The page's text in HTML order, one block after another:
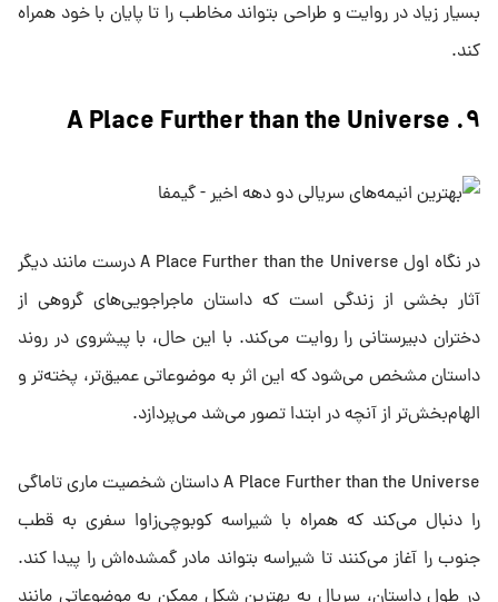
بسیار زیاد در روایت و طراحی بتواند مخاطب را تا پایان با خود همراه
کند.
۹. A Place Further than the Universe
در نگاه اول A Place Further than the Universe درست مانند دیگر
آثار بخشی از زندگی است که داستان ماجراجویی‌های گروهی از
دختران دبیرستانی را روایت می‌کند. با این حال، با پیشروی در روند
داستان مشخص می‌شود که این اثر به موضوعاتی عمیق‌تر، پخته‌تر و
الهام‌بخش‌تر از آنچه در ابتدا تصور می‌شد می‌پردازد.
A Place Further than the Universe داستان شخصیت ماری تاماگی
را دنبال می‌کند که همراه با شیراسه کوبوچی‌زاوا سفری به قطب
جنوب را آغاز می‌کنند تا شیراسه بتواند مادر گمشده‌اش را پیدا کند.